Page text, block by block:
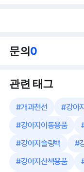
문의0
관련 태그
#개과천선 #강아
#강아지이동용품
#강아지슬링백 #
#강아지산책용품